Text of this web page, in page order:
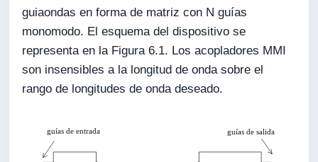
guiaondas en forma de matriz con N guías
monomodo. El esquema del dispositivo se
representa en la Figura 6.1. Los acopladores MMI
son insensibles a la longitud de onda sobre el
rango de longitudes de onda deseado.